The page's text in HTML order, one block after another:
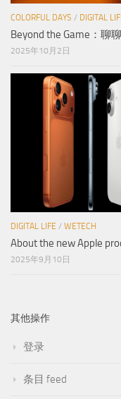
COLORFUL DAYS / DIGITAL
Beyond the Game：聊
2025年10月2日
DIGITAL LIFE / WETECH
About the new Apple
2025年9月10日
其他操作
登录
条目 feed